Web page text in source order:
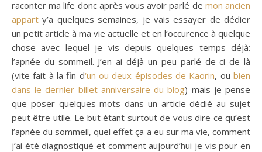
raconter ma life donc après vous avoir parlé de mon ancien
appart y’a quelques semaines, je vais essayer de dédier
un petit article à ma vie actuelle et en l’occurence à quelque
chose avec lequel je vis depuis quelques temps déjà:
l’apnée du sommeil. J’en ai déjà un peu parlé de ci de là
(vite fait à la fin d‘un ou deux épisodes de Kaorin, oubien
dans le dernier billet anniversaire du blog) mais je pense
que poser quelques mots dans un article dédié au sujet
peut être utile. Le but étant surtout de vous dire ce qu’est
l’apnée du sommeil, quel effet ça a eu sur ma vie, comment
j’ai été diagnostiqué et comment aujourd’hui je vis pour en